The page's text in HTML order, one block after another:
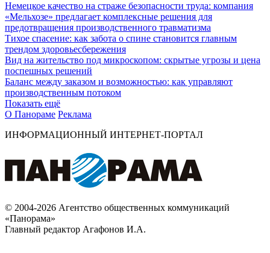
Немецкое качество на страже безопасности труда: компания
«Мельхозе» предлагает комплексные решения для
предотвращения производственного травматизма
Тихое спасение: как забота о спине становится главным
трендом здоровьесбережения
Вид на жительство под микроскопом: скрытые угрозы и цена
поспешных решений
Баланс между заказом и возможностью: как управляют
производственным потоком
Показать ещё
О Панораме Реклама
ИНФОРМАЦИОННЫЙ ИНТЕРНЕТ-ПОРТАЛ
© 2004-2026 Агентство общественных коммуникаций
«Панорама»
Главный редактор Агафонов И.А.